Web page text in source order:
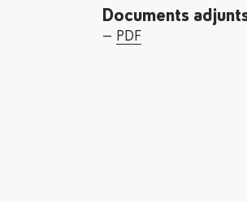
Documents
PDF